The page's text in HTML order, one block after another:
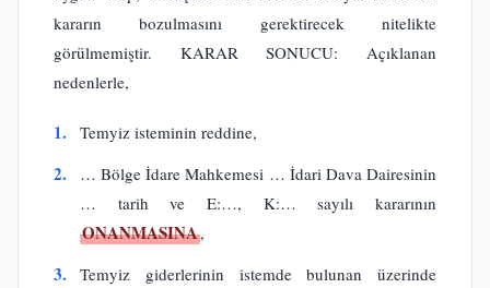
kararın bozulmasını gerektirecek nitelikte
görülmemiştir. KARAR SONUCU: Açıklanan
nedenlerle,
1. Temyiz isteminin reddine,
2.
… Bölge İdare Mahkemesi … İdari Dava Dairesinin
… tarih ve E:…, K:… sayılı kararının
ONANMASINA,
3.
Temyiz giderlerinin istemde bulunan üzerinde